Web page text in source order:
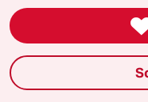
JB Jan Berger
Richtig, ihr